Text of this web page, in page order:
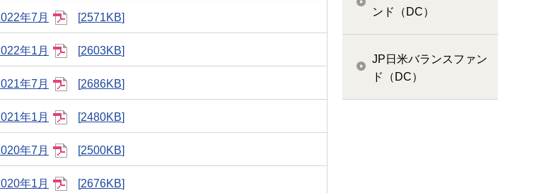
年7月 2571KB
年1月 2603KB
年7月 2686KB
年1月 2480KB
年7月 2500KB
年1月 2676KB
ンド（DC）
JP日米バランスファン
ド（DC）